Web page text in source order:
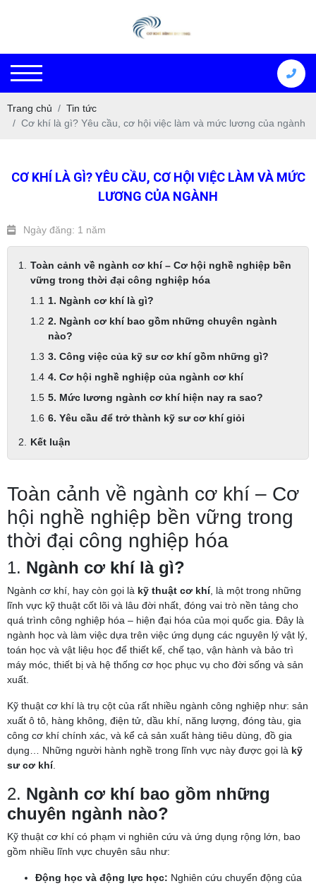
Trang chủ
Tin tức
Cơ khí là gì? Yêu cầu, cơ hội việc làm và mức lương của ngành
CƠ KHÍ LÀ GÌ? YÊU CẦU, CƠ HỘI VIỆC LÀM VÀ MỨC
LƯƠNG CỦA NGÀNH
Ngày đăng: 1 năm
Toàn cảnh về ngành cơ khí – Cơ hội nghề nghiệp bền
vững trong thời đại công nghiệp hóa
1. Ngành cơ khí là gì?
2. Ngành cơ khí bao gồm những chuyên ngành
nào?
3. Công việc của kỹ sư cơ khí gồm những gì?
4. Cơ hội nghề nghiệp của ngành cơ khí
5. Mức lương ngành cơ khí hiện nay ra sao?
6. Yêu cầu để trở thành kỹ sư cơ khí giỏi
Kết luận
Toàn cảnh về ngành cơ khí – Cơ
hội nghề nghiệp bền vững trong
thời đại công nghiệp hóa
1. Ngành cơ khí là gì?
Ngành cơ khí, hay còn gọi là kỹ thuật cơ khí, là một trong những
lĩnh vực kỹ thuật cốt lõi và lâu đời nhất, đóng vai trò nền tảng cho
quá trình công nghiệp hóa – hiện đại hóa của mọi quốc gia. Đây là
ngành học và làm việc dựa trên việc ứng dụng các nguyên lý vật lý,
toán học và vật liệu học để thiết kế, chế tạo, vận hành và bảo trì
máy móc, thiết bị và hệ thống cơ học phục vụ cho đời sống và sản
xuất.
Kỹ thuật cơ khí là trụ cột của rất nhiều ngành công nghiệp như: sản
xuất ô tô, hàng không, điện tử, dầu khí, năng lượng, đóng tàu, gia
công cơ khí chính xác, và kể cả sản xuất hàng tiêu dùng, đồ gia
dụng… Những người hành nghề trong lĩnh vực này được gọi là kỹ
sư cơ khí.
2. Ngành cơ khí bao gồm những
chuyên ngành nào?
Kỹ thuật cơ khí có phạm vi nghiên cứu và ứng dụng rộng lớn, bao
gồm nhiều lĩnh vực chuyên sâu như:
Động học và động lực học: Nghiên cứu chuyển động của